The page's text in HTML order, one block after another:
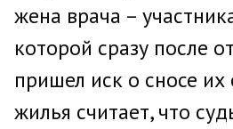
жена врача –
которой сразу после
пришел иск о сносе их
жилья считает, что